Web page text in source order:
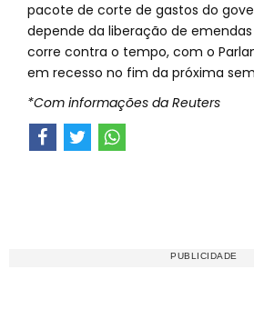
pacote de corte de gastos do
depende da liberação de
corre contra o tempo, com o
em recesso no fim da próxima
*Com informações da Reuters